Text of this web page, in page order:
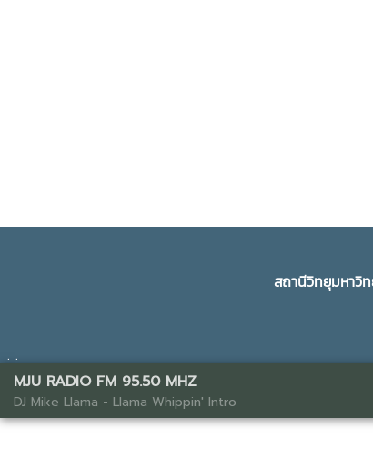
สถานีวิทยุมหาวิ
. .
Web Template Management 2021
MJU RADIO FM 95.50 MHZ
DJ Mike Llama - Llama Whippin' Intro